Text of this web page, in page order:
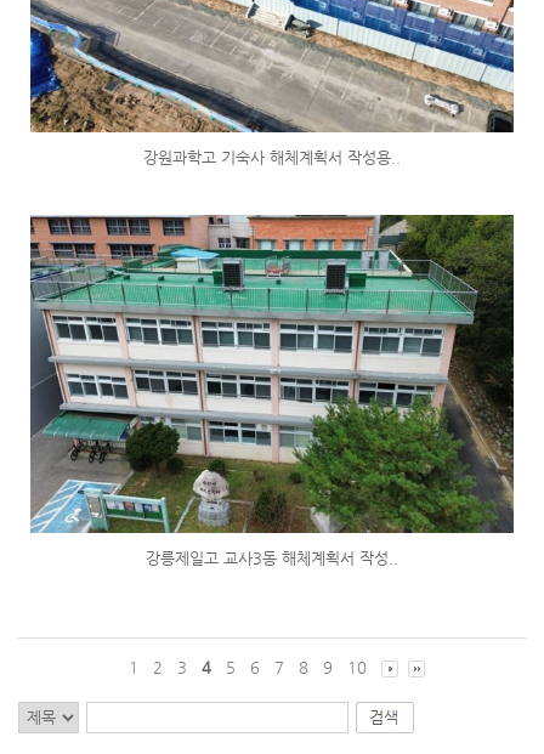
강원과학고 기숙사 해체계획서 작성용..
강릉제일고 교사3동 해체계획서 작성..
1 2 3 4 5 6 7 8 9 10